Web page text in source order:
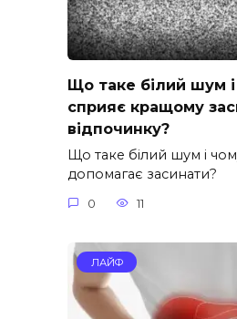
Що таке білий шум і
сприяє кращому
відпочинку?
Що таке білий шум і
допомагає засинати?
0 11
ЛАЙФ